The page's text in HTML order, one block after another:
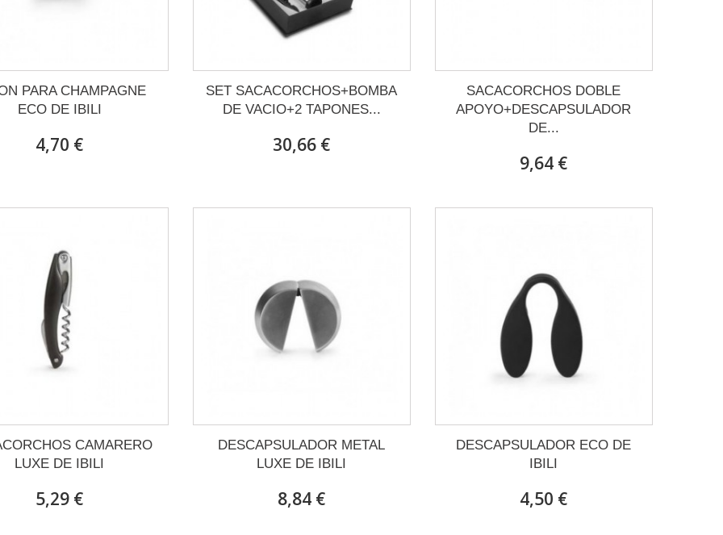
PARA CHAMPAGNE
ECO DE IBILI
4,70 €
SET SACACORCHOS+BOMBA
DE VACIO+2 TAPONES...
30,66 €
SACACORCHOS DOBLE
APOYO+DESCAPSULADOR
DE...
9,64 €
CAMARERO
LUXE DE IBILI
5,29 €
DESCAPSULADOR METAL
LUXE DE IBILI
8,84 €
DESCAPSULADOR ECO DE
IBILI
4,50 €